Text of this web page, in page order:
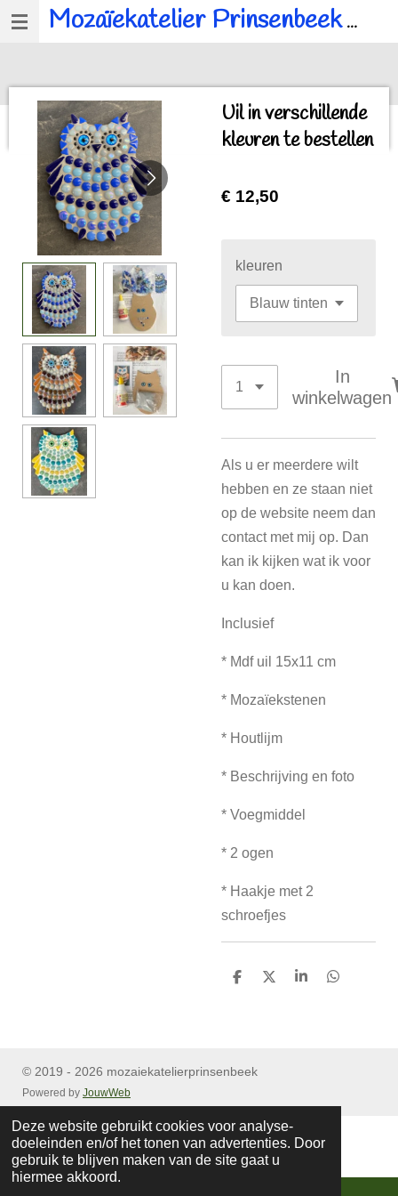
Deze website gebruikt cookies voor analyse-
doeleinden en/of het tonen van advertenties. Door
gebruik te blijven maken van de site gaat u
hiermee akkoord.
Ga
direct
de
hoofdinhoud
Mozaïekatelier Prinsenbeekvoor al u mozaïek, workshops en kinderfeestjes.
Uil in verschillende
kleuren te bestellen
€ 12,50
kleuren
In
winkelwagen
Als u er meerdere wilt
hebben en ze staan niet
op de website neem dan
contact met mij op. Dan
kan ik kijken wat ik voor
u kan doen.
Inclusief
* Mdf uil 15x11 cm
* Mozaïekstenen
* Houtlijm
* Beschrijving en foto
* Voegmiddel
* 2 ogen
* Haakje met 2
schroefjes
D
D
S
D
© 2019 - 2026 mozaiekatelierprinsenbeek
Powered by JouwWeb